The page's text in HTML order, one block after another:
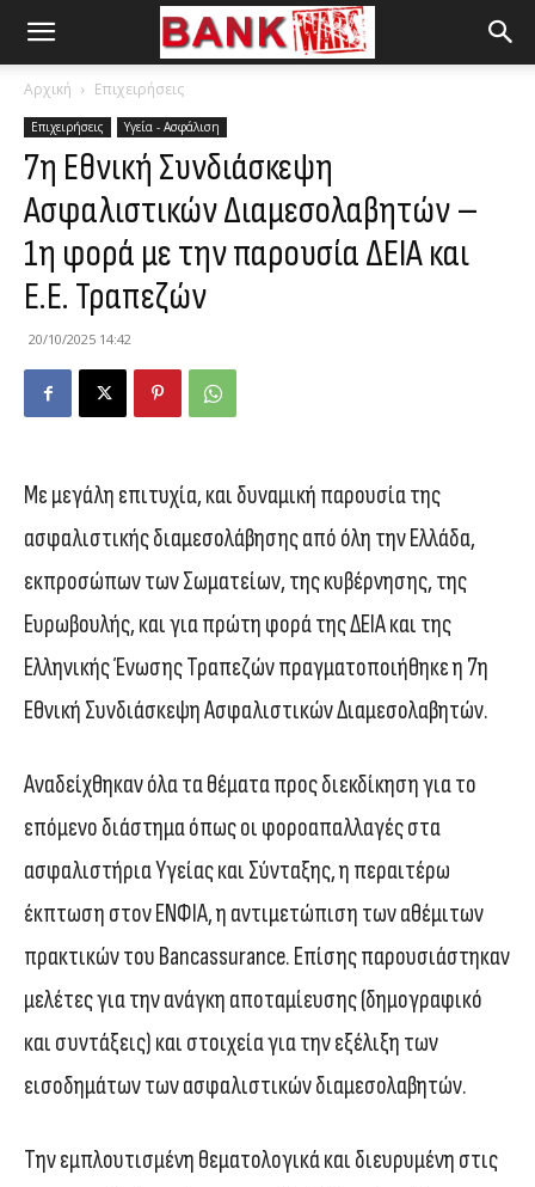
Αρχική Επιχειρήσεις
Επιχειρήσεις Υγεία - Ασφάλιση
7η Εθνική Συνδιάσκεψη
Ασφαλιστικών Διαμεσολαβητών –
1η φορά με την παρουσία ΔΕΙΑ και
Ε.Ε. Τραπεζών
20/10/2025 14:42
Με μεγάλη επιτυχία, και δυναμική παρουσία της
ασφαλιστικής διαμεσολάβησης από όλη την Ελλάδα,
εκπροσώπων των Σωματείων, της κυβέρνησης, της
Ευρωβουλής, και για πρώτη φορά της ΔΕΙΑ και της
Ελληνικής Ένωσης Τραπεζών πραγματοποιήθηκε η 7η
Εθνική Συνδιάσκεψη Ασφαλιστικών Διαμεσολαβητών.
Αναδείχθηκαν όλα τα θέματα προς διεκδίκηση για το
επόμενο διάστημα όπως οι φοροαπαλλαγές στα
ασφαλιστήρια Υγείας και Σύνταξης, η περαιτέρω
έκπτωση στον ΕΝΦΙΑ, η αντιμετώπιση των αθέμιτων
πρακτικών του Bancassurance. Επίσης παρουσιάστηκαν
μελέτες για την ανάγκη αποταμίευσης (δημογραφικό
και συντάξεις) και στοιχεία για την εξέλιξη των
εισοδημάτων των ασφαλιστικών διαμεσολαβητών.
Την εμπλουτισμένη θεματολογικά και διευρυμένη στις